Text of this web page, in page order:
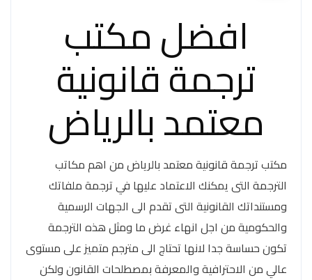
افضل مكتب
ترجمة قانونية
معتمد بالرياض
مكتب ترجمة قانونية معتمد بالرياض من اهم مكاتب
الترجمة التى يمكنك الاعتماد عليها في ترجمة ملفاتك
ومستنداتك القانونية التى تقدم الى الجهات الرسمية
والحكومية من اجل انهاء غرض ما ومثل هذه الترجمة
تكون حساسة جدا لانها تحتاج الى مترجم متميز على مستوى
عالي من الاحترافية والمعرفة بمصطلحات القانون ولكن